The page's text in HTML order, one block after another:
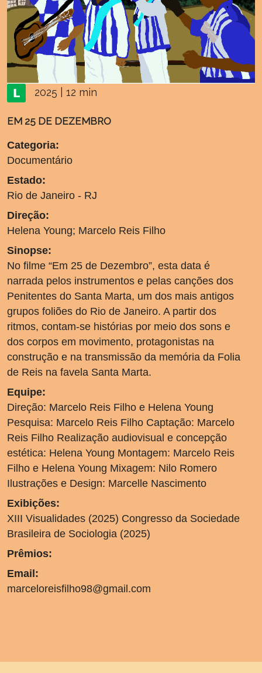
2025 | 12 min
EM 25 DE DEZEMBRO
Categoria:
Documentário
Estado:
Rio de Janeiro - RJ
Direção:
Helena Young; Marcelo Reis Filho
Sinopse:
No filme “Em 25 de Dezembro”, esta data é
narrada pelos instrumentos e pelas canções dos
Penitentes do Santa Marta, um dos mais antigos
grupos foliões do Rio de Janeiro. A partir dos
ritmos, contam-se histórias por meio dos sons e
dos corpos em movimento, protagonistas na
construção e na transmissão da memória da Folia
de Reis na favela Santa Marta.
Equipe:
Direção: Marcelo Reis Filho e Helena Young
Pesquisa: Marcelo Reis Filho Captação: Marcelo
Reis Filho Realização audiovisual e concepção
estética: Helena Young Montagem: Marcelo Reis
Filho e Helena Young Mixagem: Nilo Romero
Ilustrações e Design: Marcelle Nascimento
Exibições:
XIII Visualidades (2025) Congresso da Sociedade
Brasileira de Sociologia (2025)
Prêmios:
Email:
marceloreisfilho98@gmail.com